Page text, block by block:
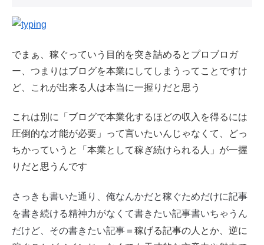
でまぁ、稼ぐっていう目的を突き詰めるとプロブロガ
ー、つまりはブログを本業にしてしまうってことですけ
ど、これが出来る人は本当に一握りだと思う
これは別に「ブログで本業化するほどの収入を得るには
圧倒的な才能が必要」って言いたいんじゃなくて、どっ
ちかっていうと「本業として稼ぎ続けられる人」が一握
りだと思うんです
さっきも書いた通り、俺なんかだと稼ぐためだけに記事
を書き続ける精神力がなくて書きたい記事書いちゃうん
だけど、その書きたい記事＝ 稼げる記事の人とか、逆に